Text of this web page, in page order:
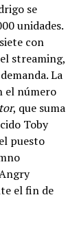
se
unidades.
con
streaming,
La
el número
, que suma
Toby
puesto
el fin de